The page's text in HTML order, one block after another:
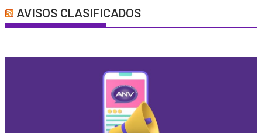
AVISOS CLASIFICADOS